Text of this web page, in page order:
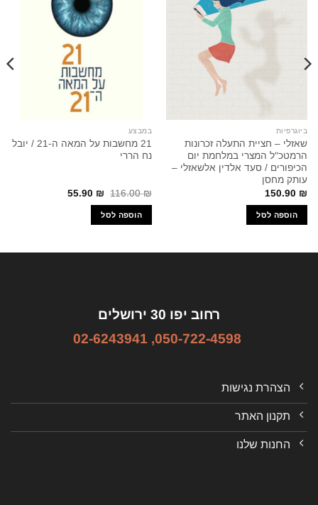
ביוגרפיות
שאזלי – חציית התעלה זכרונות
הרמטכ"ל המצרי במלחמת יום
הכיפורים / סעד אלדין אלשאזלי –
עותק מחסן
150.90 ₪
הוספה לסל
במבצע
21 מחשבות על המאה ה-21 / יובל
נח הררי
116.00₪
המחיר
היה:
116.00 ₪.
55.90 ₪
המחיר
הוספה לסל
רחוב יפו 30 ירושלים
050-722-4598
,
02-6243941
הצהרת נגישות
תקנון האתר
החנות שלנו